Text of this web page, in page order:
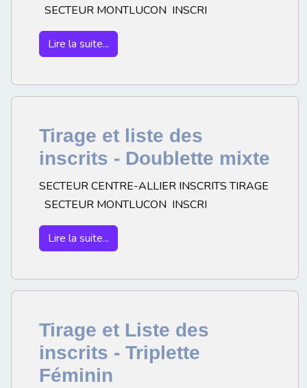
SECTEUR MONTLUCON INSCRI
Lire la suite...
Tirage et liste des
inscrits - Doublette mixte
SECTEUR CENTRE-ALLIER INSCRITS TIRAGE
SECTEUR MONTLUCON INSCRI
Lire la suite...
Tirage et Liste des
inscrits - Triplette
Féminin